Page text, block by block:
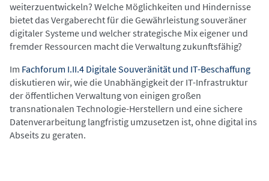
weiterzuentwickeln? Welche Möglichkeiten und Hindernisse
bietet das Vergaberecht für die Gewährleistung souveräner
digitaler Systeme und welcher strategische Mix eigener und
fremder Ressourcen macht die Verwaltung zukunftsfähig?
Im Fachforum I.II.4 Digitale Souveränität und IT-Beschaffung
diskutieren wir, wie die Unabhängigkeit der IT-Infrastruktur
der öffentlichen Verwaltung von einigen großen
transnationalen Technologie-Herstellern und eine sichere
Datenverarbeitung langfristig umzusetzen ist, ohne digital ins
Abseits zu geraten.